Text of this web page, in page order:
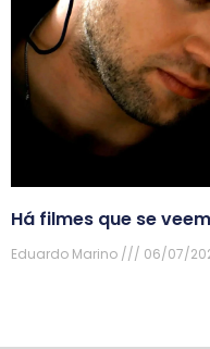
Há filmes que se
Eduardo Marino 06/07/